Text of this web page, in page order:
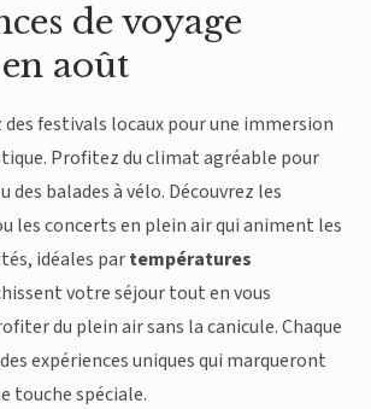
de voyage
août
festivals locaux pour une immersion
Profitez du climat agréable pour
des balades à vélo. Découvrez les
les concerts en plein air qui animent les
idéales partempératures
votre séjour tout en vous
du plein air sans la canicule. Chaque
expériences uniques qui marqueront
touche spéciale.